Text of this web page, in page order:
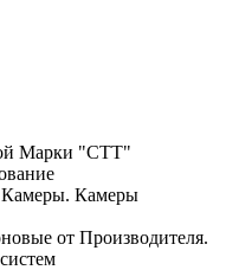
Марки "СТТ"
Камеры
от Производителя.